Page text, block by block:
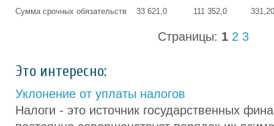
Сумма срочных обязательств 33 621,0 111 352,0
Страницы: 1 2 3
Это интересно:
Уклонение от уплаты налогов
Налоги - это источник государственных